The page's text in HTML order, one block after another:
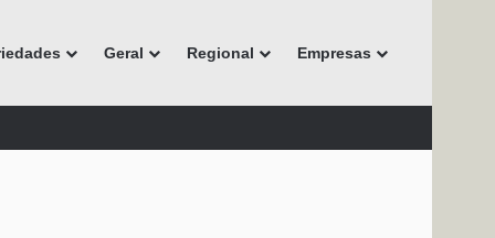
Geral Regional Empresas